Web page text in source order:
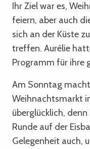
Ihr Ziel war es,
feiern, aber auch
sich an der Küste
treffen. Aurélie
Programm für ihre
Am Sonntag
Weihnachtsmarkt
überglücklich, denn
Runde auf der
Gelegenheit auch,